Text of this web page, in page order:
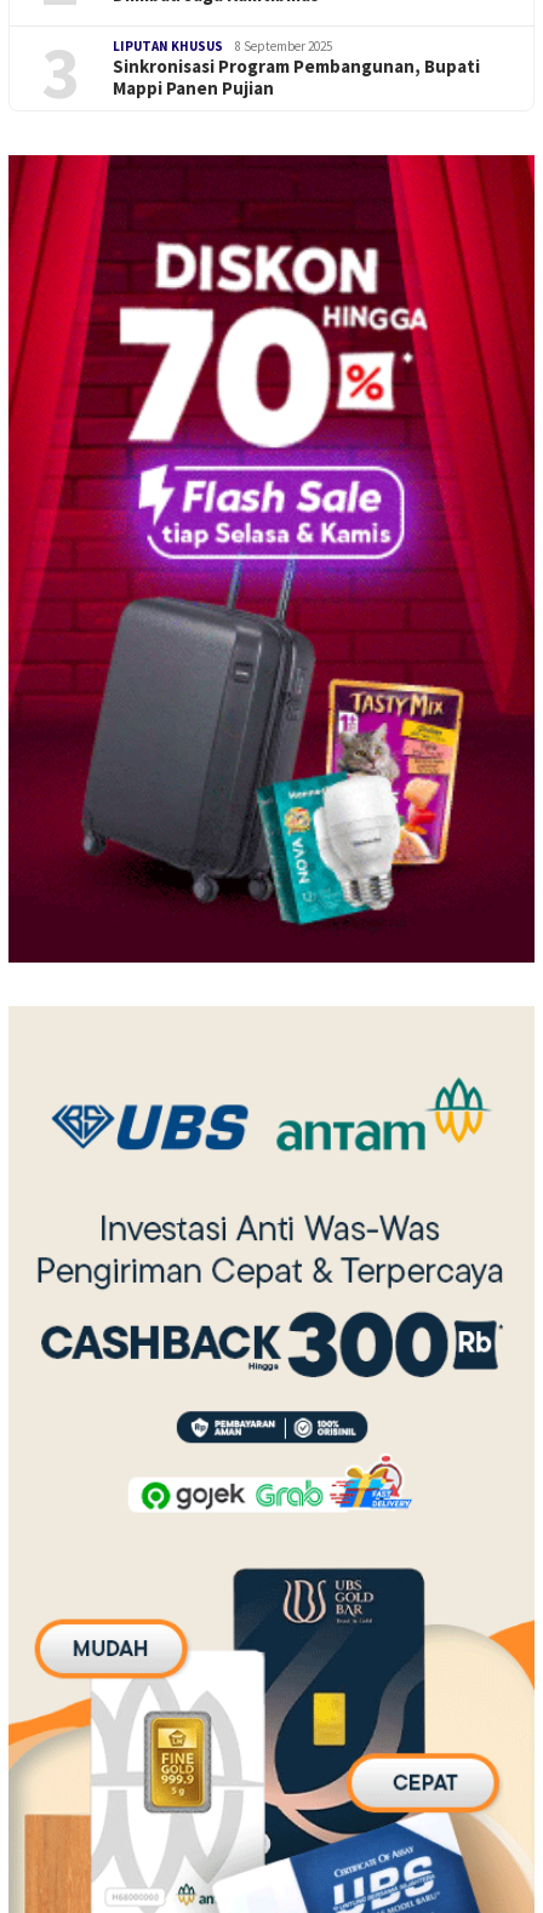
3 LIPUTAN KHUSUS 8 September 2025
Sinkronisasi Program Pembangunan, Bupati
Mappi Panen Pujian